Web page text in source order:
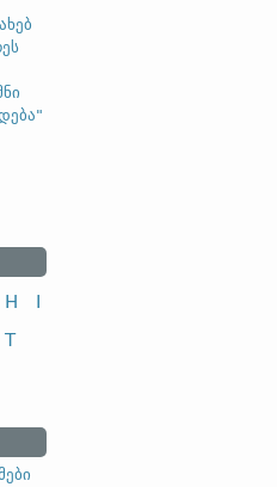
H
I
T